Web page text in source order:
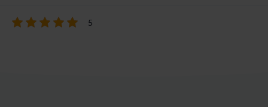
5